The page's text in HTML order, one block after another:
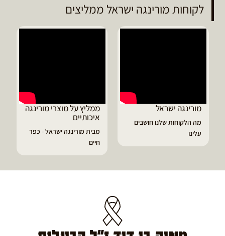
לקוחות מורינגה ישראל ממליצים
ממליץ על מוצרי מורינגה
איכותיים
מבית מורינגה ישראל - כפר
דיוויד ממליץ על טבליות
מורינגה
הפסקתי לסבול מהתקפי
גאוט ודלקות